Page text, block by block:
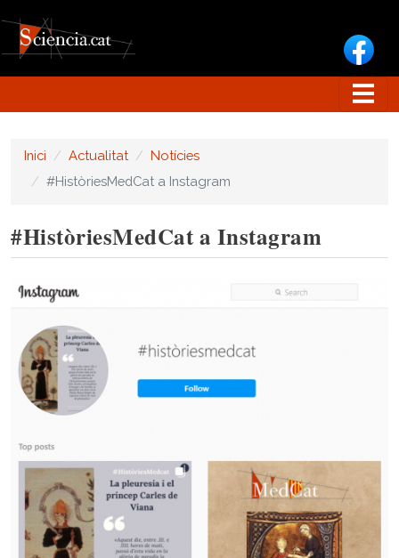
Inici Actualitat
Notícies
#HistòriesMedCat a Instagram
#HistòriesMedCat a Instagram
Image